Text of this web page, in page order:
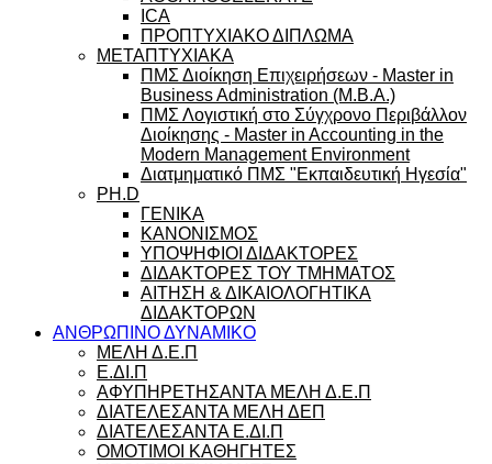
ICA
ΠΡΟΠΤΥΧΙΑΚΟ ΔΙΠΛΩΜΑ
ΜΕΤΑΠΤΥΧΙΑΚΑ
ΠΜΣ Διοίκηση Επιχειρήσεων - Master in
Business Administration (M.B.A.)
ΠΜΣ Λογιστική στο Σύγχρονο Περιβάλλον
Διοίκησης - Master in Accounting in the
Modern Management Environment
Διατμηματικό ΠΜΣ "Εκπαιδευτική Ηγεσία"
PH.D
ΓΕΝΙΚΑ
ΚΑΝΟΝΙΣΜΟΣ
ΥΠΟΨΗΦΙΟΙ ΔΙΔΑΚΤΟΡΕΣ
ΔΙΔΑΚΤΟΡΕΣ ΤΟΥ ΤΜΗΜΑΤΟΣ
ΑΙΤΗΣΗ & ΔΙΚΑΙΟΛΟΓΗΤΙΚΑ
ΔΙΔΑΚΤΟΡΩΝ
ΑΝΘΡΩΠΙΝΟ ΔΥΝΑΜΙΚΟ
ΜΕΛΗ Δ.Ε.Π
Ε.ΔΙ.Π
ΑΦΥΠΗΡΕΤΗΣΑΝΤΑ ΜΕΛΗ Δ.Ε.Π
ΔΙΑΤΕΛΕΣΑΝΤΑ ΜΕΛΗ ΔΕΠ
ΔΙΑΤΕΛΕΣΑΝΤΑ Ε.ΔΙ.Π
ΟΜΟΤΙΜΟΙ ΚΑΘΗΓΗΤΕΣ